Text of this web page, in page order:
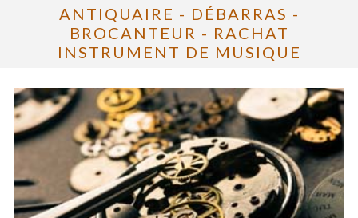
ANTIQUAIRE - DÉBARRAS -
BROCANTEUR - RACHAT
INSTRUMENT DE MUSIQUE